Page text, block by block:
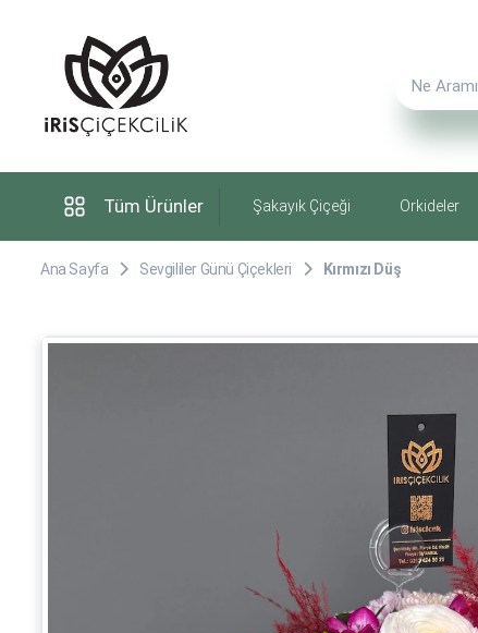
Tüm Ürünler Şakayık Çiçeği Orkideler
Ana Sayfa Sevgililer Günü Çiçekleri Kırmızı Düş